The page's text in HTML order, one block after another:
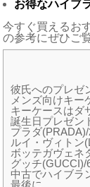
お得なハイブ
今すぐ買えるお
の参考にぜひご
彼氏へのプレゼ
メンズ向けキー
キーケースはダ
誕生日プレゼン
プラダ
ルイ・ヴィトン
ボッテガヴェネ
グッチ(GUCCI)/
中古でハイブラ
最後に